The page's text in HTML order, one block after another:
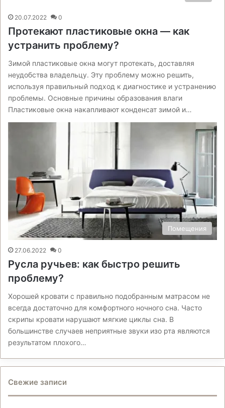
20.07.2022 0
Протекают пластиковые окна — как
устранить проблему?
Зимой пластиковые окна могут протекать, доставляя
неудобства владельцу. Эту проблему можно решить,
используя правильный подход к диагностике и устранению
проблемы. Основные причины образования влаги
Пластиковые окна накапливают конденсат зимой и…
Помещения
27.06.2022 0
Русла ручьев: как быстро решить
проблему?
Хорошей кровати с правильно подобранным матрасом не
всегда достаточно для комфортного ночного сна. Часто
скрипы кровати нарушают мягкие циклы сна. В
большинстве случаев неприятные звуки изо рта являются
результатом плохого…
Свежие записи